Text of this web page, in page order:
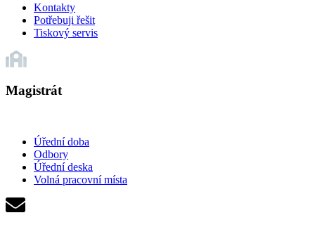
Kontakty
Potřebuji řešit
Tiskový servis
Magistrát
Úřední doba
Odbory
Úřední deska
Volná pracovní místa